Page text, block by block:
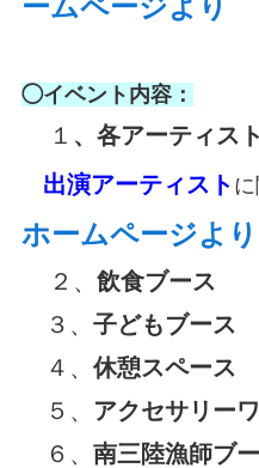
ームページより
◯イベント内容：
１ 、各アーティス
出演アーティスト
ホームページより
２、 飲食ブース
３、 子どもブース
４、 休憩スペース
５、 アクセサリー
６、 南三陸漁師ブ